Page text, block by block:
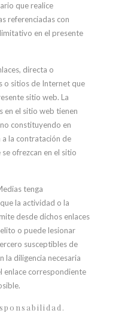
que realice
referenciadas con
en el presente
directa o
o sitios de Internet que
sitio web. La
en el sitio web tienen
constituyendo en
a la contratación de
ofrezcan en el sitio
tenga
la actividad o la
desde dichos enlaces
o puede lesionar
susceptibles de
la diligencia necesaria
enlace correspondiente